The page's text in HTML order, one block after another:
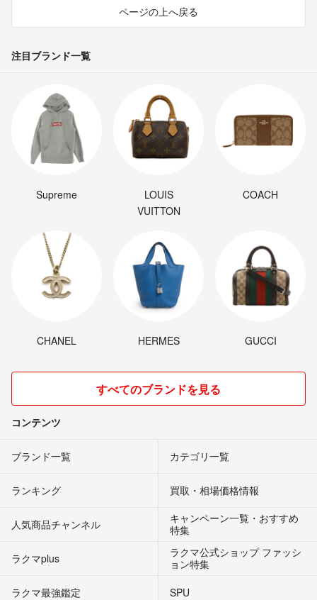
ページの上へ戻る
注目ブランド一覧
Supreme
LOUIS
VUITTON
COACH
CHANEL HERMES GUCCI
すべてのブランドを見る
コンテンツ
ブランド一覧 カテゴリ一覧
ランキング 買取・相場価格情報
人気商品チャンネル
キャンペーン一覧・おすすめ
特集
ラクマplus
ラクマ公式ショップ ファッシ
ョン特集
ラクマ最強鑑定
SPU